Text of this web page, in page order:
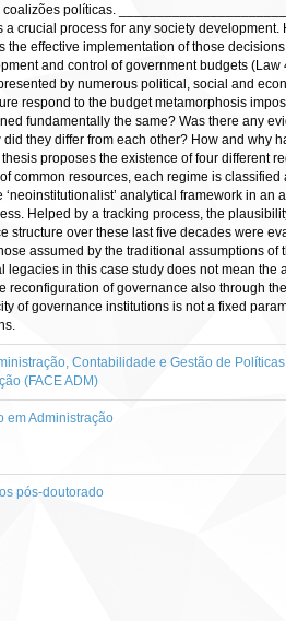
políticas.
a crucial process for any society
effective implementation of those
and control of government budgets
by numerous political, social and
respond to the budget metamorphosis
fundamentally the same? Was there any
they differ from each other? How and why
proposes the existence of four different
common resources, each regime is
analytical framework in
Helped by a tracking process, the
structure over these last five decades were
assumed by the traditional assumptions
legacies in this case study does not mean
reconfiguration of governance also through
of governance institutions is not a fixed
Contabilidade e Gestão de
(FACE ADM)
em Administração
pós-doutorado